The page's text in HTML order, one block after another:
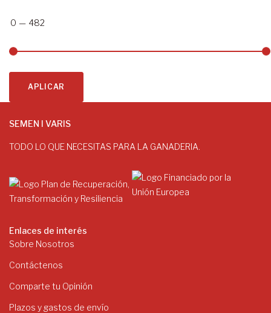
0 — 482
APLICAR
SEMEN I VARIS
TODO LO QUE NECESITAS PARA LA GANADERIA.
Enlaces de interés
Sobre Nosotros
Contáctenos
Comparte tu Opinión
Plazos y gastos de envío